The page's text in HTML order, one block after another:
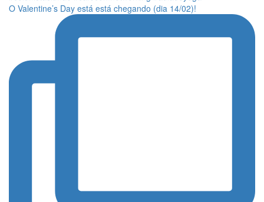
O Valentine’s Day está está chegando (dia 14/02)!